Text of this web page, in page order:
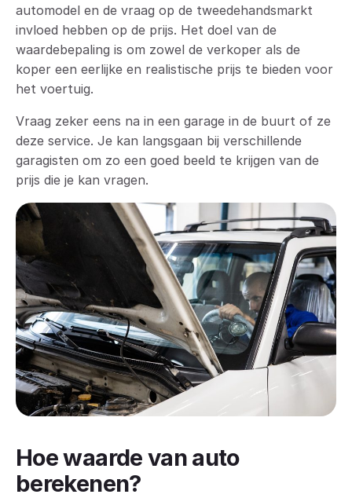
automodel en de vraag op de tweedehandsmarkt
invloed hebben op de prijs. Het doel van de
waardebepaling is om zowel de verkoper als de
koper een eerlijke en realistische prijs te bieden voor
het voertuig.
Vraag zeker eens na in een garage in de buurt of ze
deze service. Je kan langsgaan bij verschillende
garagisten om zo een goed beeld te krijgen van de
prijs die je kan vragen.
Hoe waarde van auto
berekenen?